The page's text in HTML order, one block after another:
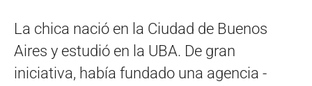
La chica nació en la Ciudad de Buenos
Aires y estudió en la UBA. De gran
iniciativa, había fundado una agencia -